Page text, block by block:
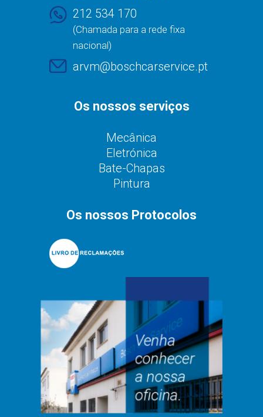
212 534 170
(Chamada para a rede fixa
nacional)
arvm@boschcarservice.pt
Os nossos serviços
Mecânica
Eletrónica
Bate-Chapas
Pintura
Os nossos Protocolos